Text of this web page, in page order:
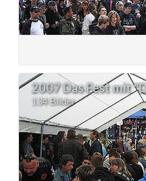
2007 Das Fest mit
134 Bilder